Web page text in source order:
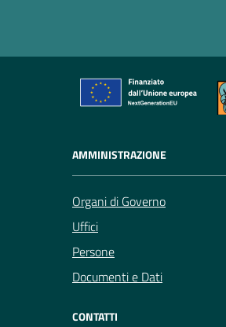
AMMINISTRAZIONE
Organi di Governo
Uffici
Persone
Documenti e Dati
CONTATTI